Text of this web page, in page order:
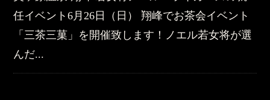
任イベント6月26日（日） 翔峰でお茶会イベント
「三茶三菓」を開催致します！ノエル若女将が選
んだ...